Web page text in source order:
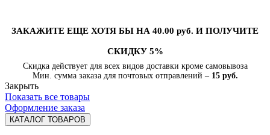
ЗАКАЖИТЕ ЕЩЕ ХОТЯ БЫ НА 40.00 руб. И ПОЛУЧИТЕ
СКИДКУ 5%
Скидка действует для всех видов доставки кроме самовывоза
Мин. сумма заказа для почтовых отправлений – 15 руб.
Закрыть
Показать все товары
Оформление заказа
КАТАЛОГ ТОВАРОВ